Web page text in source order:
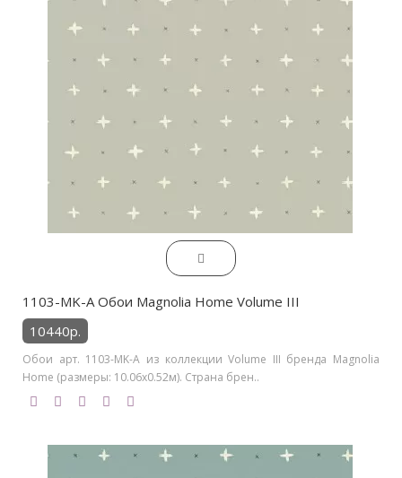
1103-MK-A Обои Magnolia Home Volume III
10440р.
Обои арт. 1103-MK-A из коллекции Volume III бренда Magnolia
Home (размеры: 10.06х0.52м). Страна брен..